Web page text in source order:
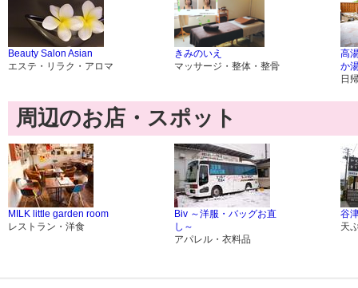
Beauty Salon Asian
エステ・リラク・アロマ
きみのいえ
マッサージ・整体・整骨
高
か
日
周辺のお店・スポット
MILK little garden room
レストラン・洋食
Biv ～洋服・バッグお直
し～
アパレル・衣料品
谷
天